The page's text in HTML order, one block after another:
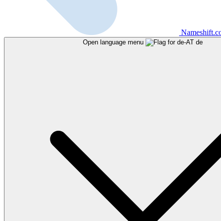
Open language menu de